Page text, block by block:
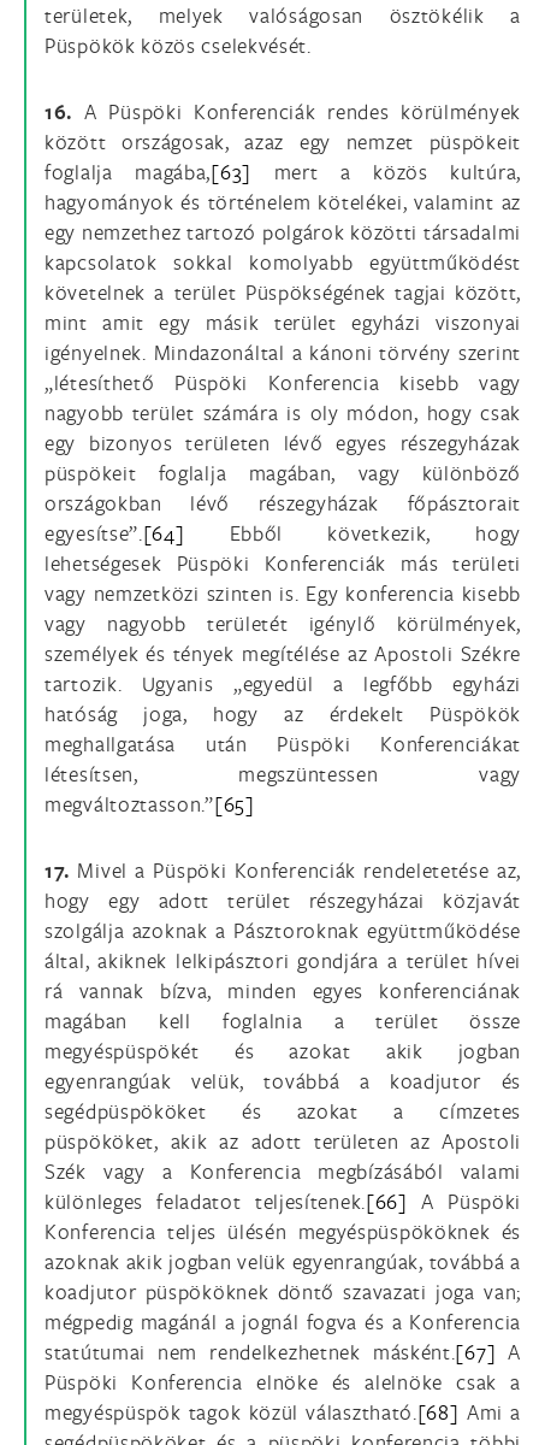
területek, melyek valóságosan ösztökélik a
Püspökök közös cselekvését.
16. A Püspöki Konferenciák rendes körülmények
között országosak, azaz egy nemzet püspökeit
foglalja magába,[63] mert a közös kultúra,
hagyományok és történelem kötelékei, valamint az
egy nemzethez tartozó polgárok közötti társadalmi
kapcsolatok sokkal komolyabb együttműködést
követelnek a terület Püspökségének tagjai között,
mint amit egy másik terület egyházi viszonyai
igényelnek. Mindazonáltal a kánoni törvény szerint
„létesíthető Püspöki Konferencia kisebb vagy
nagyobb terület számára is oly módon, hogy csak
egy bizonyos területen lévő egyes részegyházak
püspökeit foglalja magában, vagy különböző
országokban lévő részegyházak főpásztorait
egyesítse”.[64] Ebből következik, hogy
lehetségesek Püspöki Konferenciák más területi
vagy nemzetközi szinten is. Egy konferencia kisebb
vagy nagyobb területét igénylő körülmények,
személyek és tények megítélése az Apostoli Székre
tartozik. Ugyanis „egyedül a legfőbb egyházi
hatóság joga, hogy az érdekelt Püspökök
meghallgatása után Püspöki Konferenciákat
létesítsen, megszüntessen vagy
megváltoztasson.”[65]
17. Mivel a Püspöki Konferenciák rendeletetése az,
hogy egy adott terület részegyházai közjavát
szolgálja azoknak a Pásztoroknak együttműködése
által, akiknek lelkipásztori gondjára a terület hívei
rá vannak bízva, minden egyes konferenciának
magában kell foglalnia a terület össze
megyéspüspökét és azokat akik jogban
egyenrangúak velük, továbbá a koadjutor és
segédpüspököket és azokat a címzetes
püspököket, akik az adott területen az Apostoli
Szék vagy a Konferencia megbízásából valami
különleges feladatot teljesítenek.[66] A Püspöki
Konferencia teljes ülésén megyéspüspököknek és
azoknak akik jogban velük egyenrangúak, továbbá a
koadjutor püspököknek döntő szavazati joga van;
mégpedig magánál a jognál fogva és a Konferencia
statútumai nem rendelkezhetnek másként.[67] A
Püspöki Konferencia elnöke és alelnöke csak a
megyéspüspök tagok közül választható.[68] Ami a